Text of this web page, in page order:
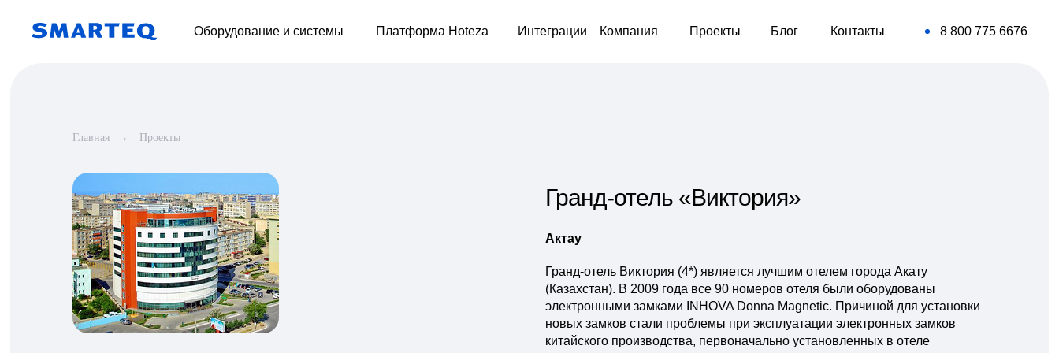
Оборудование и системы Платформа Hoteza Интеграции Контакты 8 800 775 6676
Блог
Проекты
Компания
Главная → Проекты
Гранд-отель «Виктория»
Актау
Гранд-отель Виктория (4*) является лучшим отелем города Акату
(Казахстан). В 2009 года все 90 номеров отеля были оборудованы
электронными замками INHOVA Donna Magnetic. Причиной для установки
новых замков стали проблемы при эксплуатации электронных замков
китайского производства, первоначально установленных в отеле